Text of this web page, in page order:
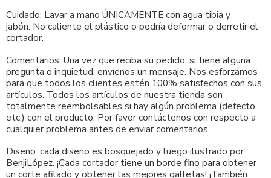
Cuidado: Lavar a mano ÚNICAMENTE con agua tibia y
jabón. No caliente el plástico o podría deformar o derretir el
cortador.
Comentarios: Una vez que reciba su pedido, si tiene alguna
pregunta o inquietud, envíenos un mensaje. Nos esforzamos
para que todos los clientes estén 100% satisfechos con sus
artículos. Todos los artículos de nuestra tienda son
totalmente reembolsables si hay algún problema (defecto,
etc.) con el producto. Por favor contáctenos con respecto a
cualquier problema antes de enviar comentarios.
Diseño: cada diseño es bosquejado y luego ilustrado por
BenjiLópez. ¡Cada cortador tiene un borde fino para obtener
un corte afilado y obtener las mejores galletas! ¡También